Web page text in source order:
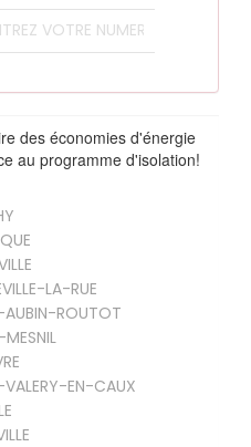
des économies d'énergie
au programme d'isolation!
LA-RUE
AUBIN-ROUTOT
EN-CAUX